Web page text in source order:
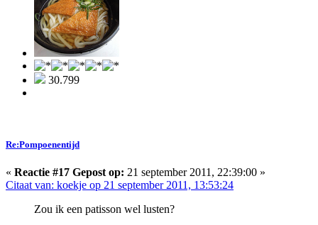
30.799
Re:Pompoenentijd
« Reactie #17 Gepost op: 21 september 2011, 22:39:00 »
Citaat van: koekje op 21 september 2011, 13:53:24
Zou ik een patisson wel lusten?